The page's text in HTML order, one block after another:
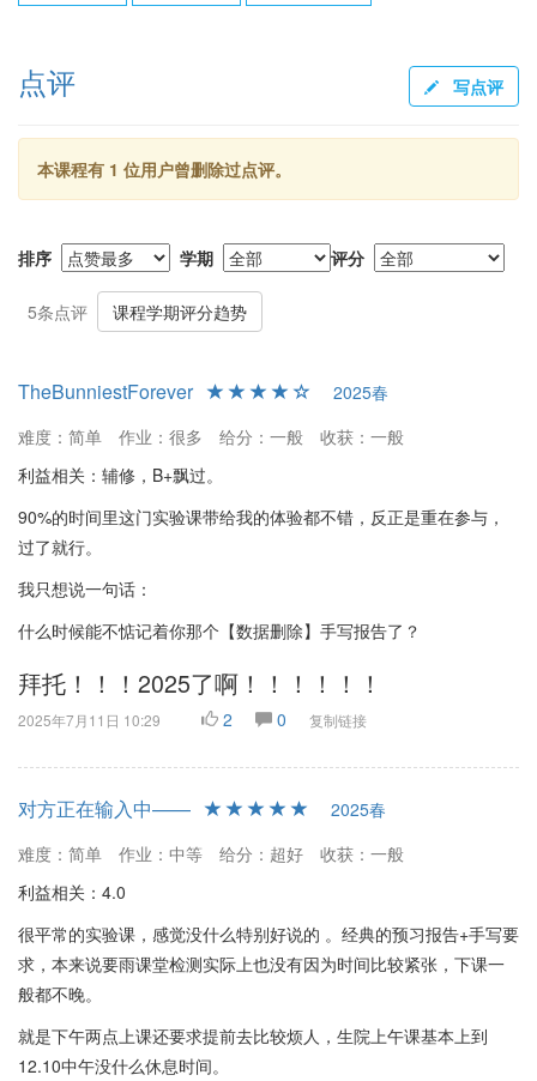
点评 写点评
本课程有 1 位用户曾删除过点评。
排序 学期 评分
5条点评 课程学期评分趋势
TheBunniestForever
2025春
难度：简单
作业：很多 给分：一般
收获：一般
利益相关：辅修，B+飘过。
90%的时间里这门实验课带给我的体验都不错，反正是重在参与，
过了就行。
我只想说一句话：
什么时候能不惦记着你那个【数据删除】手写报告了？
拜托！！！2025了啊！！！！！！
2025年7月11日 10:29 2 0 复制链接
对方正在输入中——
2025春
难度：简单
作业：中等 给分：超好
收获：一般
利益相关：4.0
很平常的实验课，感觉没什么特别好说的 。经典的预习报告+手写要
求，本来说要雨课堂检测实际上也没有因为时间比较紧张，下课一
般都不晚。
就是下午两点上课还要求提前去比较烦人，生院上午课基本上到
12.10中午没什么休息时间。